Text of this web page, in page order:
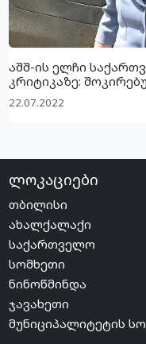
აშშ-ის ელჩი
კრიტიკაზე:
22.07.2022
ლოკაციები
თბილისი
ახალქალაქი
საქართველო
სომხეთი
ნინოწმინდა
ჯავახეთი
მუნიციპალიტეტის